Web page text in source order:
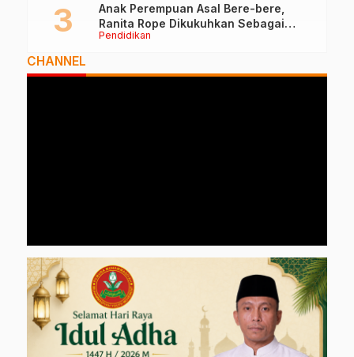
Pendidikan
Anak Perempuan Asal Bere-bere,
Ranita Rope Dikukuhkan Sebagai
Guru Besar dan Rektor Ummu
CHANNEL